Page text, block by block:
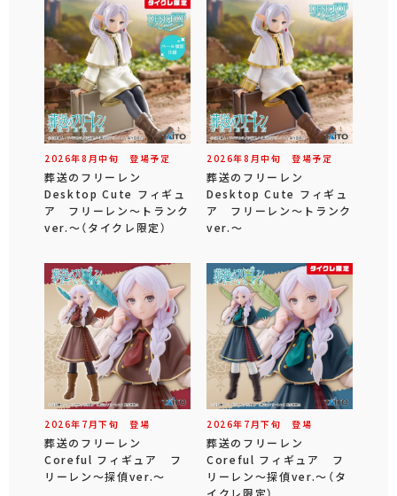
2026年8 月中旬 登場予定
葬送のフリーレン
Desktop Cute フィギュ
ア フリーレン～トランク
ver.～（タイクレ限定）
2026年8 月中旬 登場予定
葬送のフリーレン
Desktop Cute フィギュ
ア フリーレン～トランク
ver.～
2026年 7 月下旬 登場
葬送のフリーレン
Coreful フィギュア フ
リーレン～探偵ver.～
2026年 7 月下旬 登場
葬送のフリーレン
Coreful フィギュア フ
リーレン～探偵ver.～（タ